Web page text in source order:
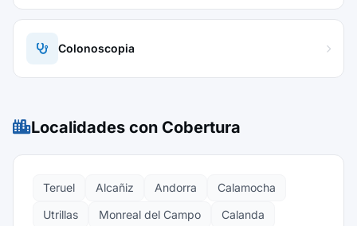
Colonoscopia
Localidades con Cobertura
Teruel Alcañiz Andorra
Calamocha
Utrillas
Monreal del Campo
Calanda